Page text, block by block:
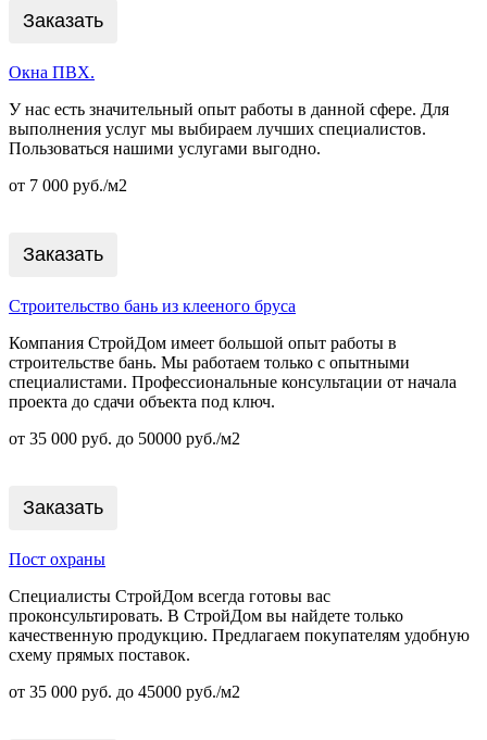
Заказать
Окна ПВХ.
У нас есть значительный опыт работы в данной сфере. Для
выполнения услуг мы выбираем лучших специалистов.
Пользоваться нашими услугами выгодно.
от 7 000 руб./м2
Заказать
Строительство бань из клееного бруса
Компания СтройДом имеет большой опыт работы в
строительстве бань. Мы работаем только с опытными
специалистами. Профессиональные консультации от начала
проекта до сдачи объекта под ключ.
от 35 000 руб. до 50000 руб./м2
Заказать
Пост охраны
Специалисты СтройДом всегда готовы вас
проконсультировать. В СтройДом вы найдете только
качественную продукцию. Предлагаем покупателям удобную
схему прямых поставок.
от 35 000 руб. до 45000 руб./м2